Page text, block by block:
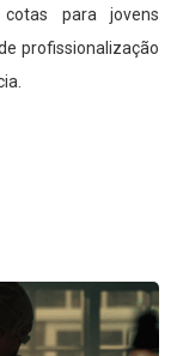
para jovens
profissionalização